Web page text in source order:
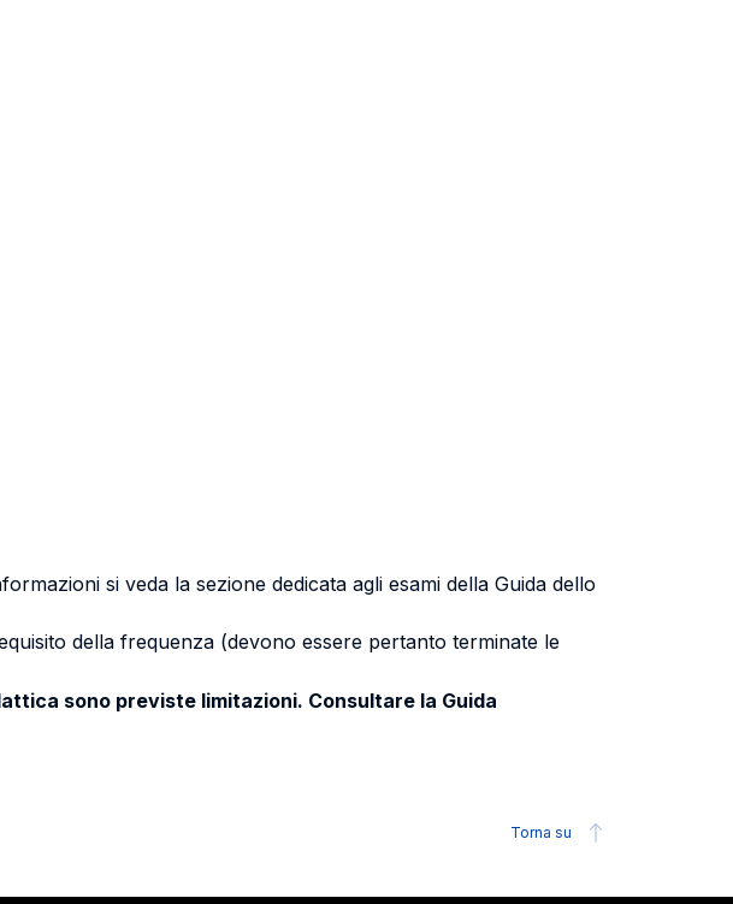
si veda la sezione dedicata agli esami della Guida dello
della frequenza (devono essere pertanto terminate le
sono previste limitazioni. Consultare la Guida
Torna su